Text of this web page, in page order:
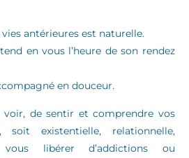
antérieures est naturelle.
en vous l’heure de son rendez
en douceur.
voir, de sentir et comprendre vos
soit existentielle, relationnelle,
vous libérer d’addictions ou